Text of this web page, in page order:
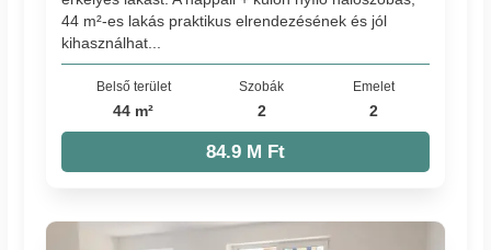
44 m²-es lakás praktikus elrendezésének és jól
kihasználhat...
Belső terület
44 m²
Szobák
2
Emelet
2
84.9 M Ft